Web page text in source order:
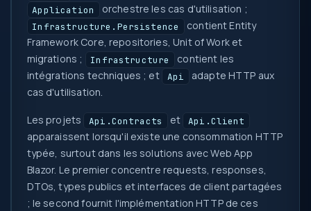
Application orchestre les cas d'utilisation ;
Infrastructure.Persistence
contient Entity
Framework Core, repositories, Unit of Work et
migrations ;
Infrastructure
contient les
intégrations techniques ; et
Api
adapte HTTP aux
cas d'utilisation.
Les projets Api.Contracts et Api.Client
apparaissent lorsqu'il existe une consommation HTTP
typée, surtout dans les solutions avec Web App
Blazor. Le premier concentre requests, responses,
DTOs, types publics et interfaces de client partagées
; le second fournit l'implémentation HTTP de ces